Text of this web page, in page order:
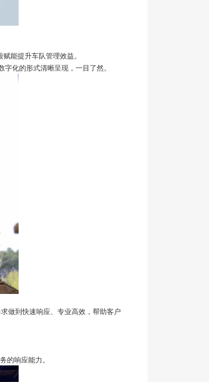
能提升车队管理效益。
化的形式清晰呈现，一目了然。
做到快速响应、专业高效，帮助客户
响应能力。